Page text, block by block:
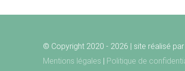
© Copyright 2020 - 2026 | site réalisé par
Mentions légales | Politique de